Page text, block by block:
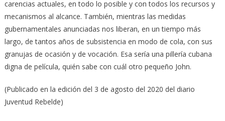
carencias actuales, en todo lo posible y con todos los recursos y
mecanismos al alcance. También, mientras las medidas
gubernamentales anunciadas nos liberan, en un tiempo más
largo, de tantos años de subsistencia en modo de cola, con sus
granujas de ocasión y de vocación. Esa sería una pillería cubana
digna de película, quién sabe con cuál otro pequeño John.
(Publicado en la edición del 3 de agosto del 2020 del diario
Juventud Rebelde)